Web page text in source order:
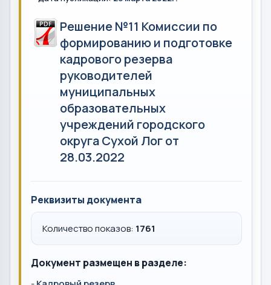
Решение №11 Комиссии по
формированию и подготовке
кадрового резерва
руководителей
муниципальных
образовательных
учреждений городского
округа Сухой Лог от
28.03.2022
Реквизиты документа
Количество показов: 1761
Документ размещен в разделе: